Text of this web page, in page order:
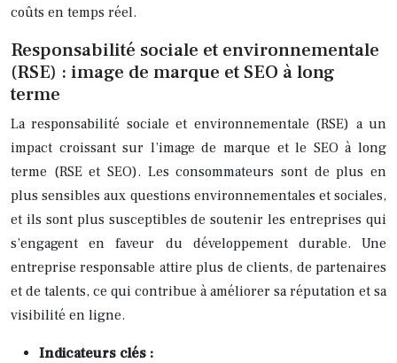
coûts en temps réel.
Responsabilité sociale et environnementale
(RSE) : image de marque et SEO à long
terme
La responsabilité sociale et environnementale (RSE) a un
impact croissant sur l’image de marque et le SEO à long
terme (RSE et SEO). Les consommateurs sont de plus en
plus sensibles aux questions environnementales et sociales,
et ils sont plus susceptibles de soutenir les entreprises qui
s’engagent en faveur du développement durable. Une
entreprise responsable attire plus de clients, de partenaires
et de talents, ce qui contribue à améliorer sa réputation et sa
visibilité en ligne.
Indicateurs clés :